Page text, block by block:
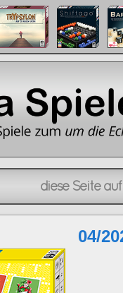
diese Seite auf
04/